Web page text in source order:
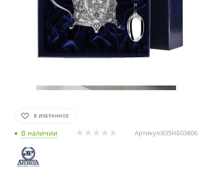
В ИЗБРАННОЕ
В наличии Артикул:835НБ03806